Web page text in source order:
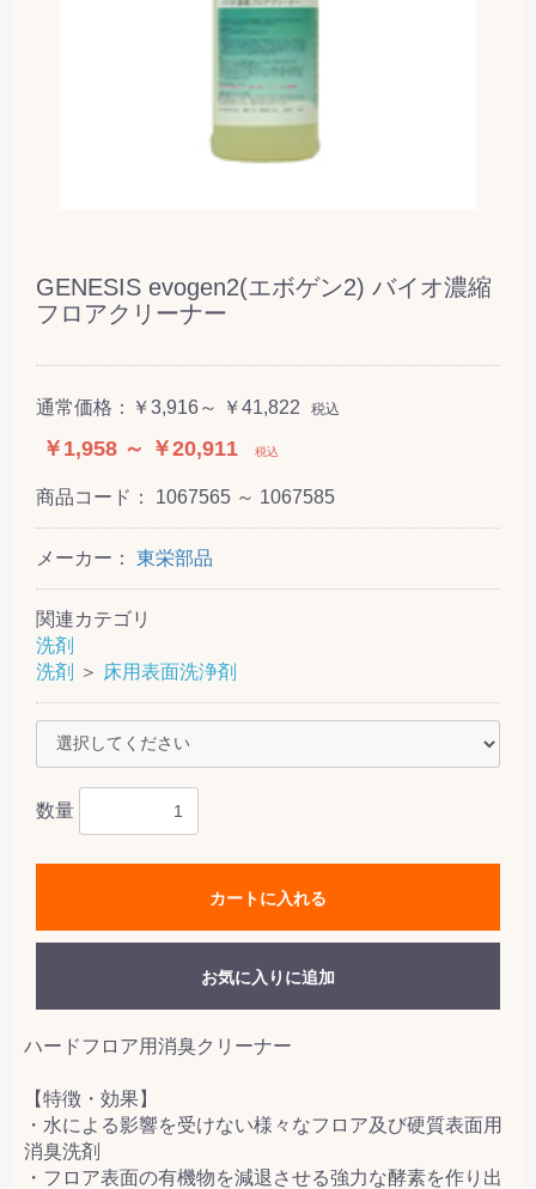
GENESIS evogen2(エボゲン2) バイオ濃縮
フロアクリーナー
通常価格： ￥3,916～ ￥41,822 税込
￥1,958 ～ ￥20,911 税込
商品コード： 1067565 ～ 1067585
メーカー： 東栄部品
関連カテゴリ
洗剤
洗剤
＞ 床用表面洗浄剤
数量
カートに入れる
お気に入りに追加
ハードフロア用消臭クリーナー
【特徴・効果】
・水による影響を受けない様々なフロア及び硬質表面用
消臭洗剤
・フロア表面の有機物を減退させる強力な酵素を作り出